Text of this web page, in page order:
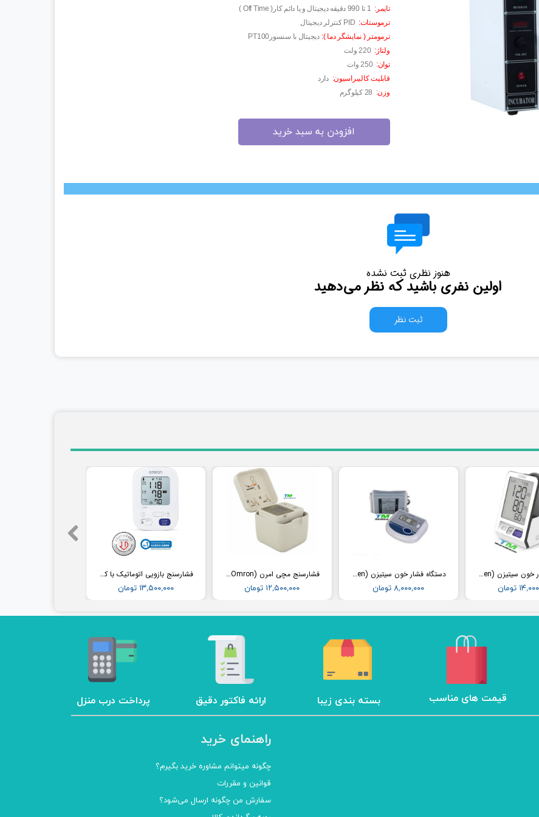
لیفت و جوانسازی صورت
دستگاه ماسک ساز
تایمر:
1 تا 990 دقیقه دیجیتال و یا دائم کار
( Off Time )
ترموستات:
PID کنترلر دیجیتال
ترمومتر ( نمایشگر دما ): دیجیتال با سنسور PT100
ولتاژ:
220 ولت
توان:
250 وات
قابلیت کالیبراسیون: دارد
وزن:
28کیلوگرم
افزودن به سبد خرید
هنوز نظری ثبت نشده
اولین نفری باشید که نظر می‌دهید
ثبت نظر
فشارسنج بازویی اتوماتیک با کاف پهن امرن (OMRON) مدل M3
۱۳,۵۰۰,۰۰۰ تومان
فشارسنج مچی امرن (Omron) مدل RS2
۱۲,۵۰۰,۰۰۰ تومان
دستگاه فشار خون سیتیزن (Citizen) مدل CH452
۸,۰۰۰,۰۰۰ تومان
دستگاه فشار خون سیتیزن (Citizen) مدل CH456
تومان
​قیمت های مناسب بسته بندی زیبا ارائه فاکتور دقیق پرداخت درب منزل
راهنمای خرید
چگونه میتوانم مشاوره خرید بگیرم؟
قوانین و مقررات
سفارش من چگونه ارسال می‌شود؟